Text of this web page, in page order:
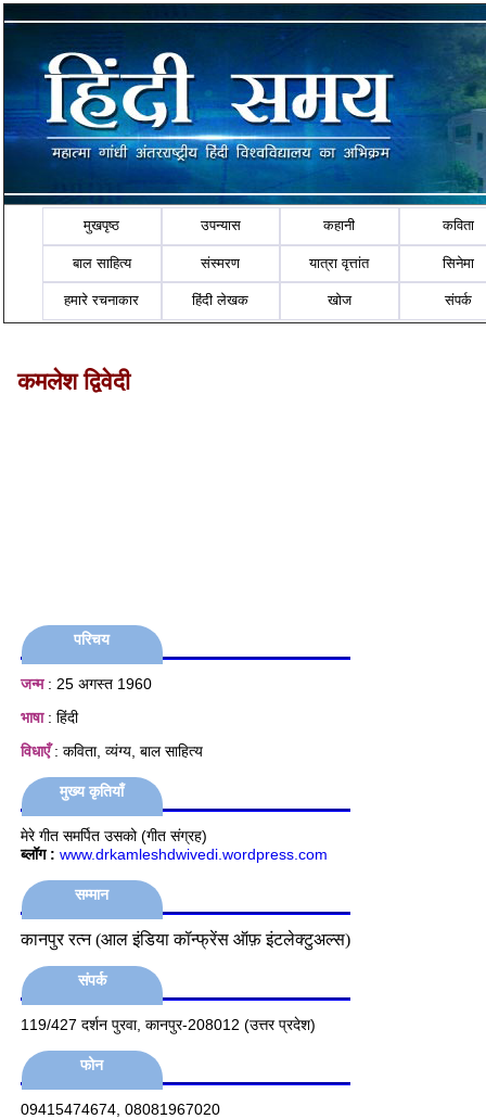
मुखपृष्ठ उपन्यास कहानी कविता
बाल साहित्य संस्मरण यात्रा वृत्तांत सिनेमा
हमारे रचनाकार हिंदी लेखक खोज संपर्क
कमलेश द्विवेदी
परिचय
जन्म: 25 अगस्त 1960
भाषा: हिंदी
विधाएँ: कविता, व्यंग्य, बाल साहित्य
मुख्य कृतियाँ
मेरे गीत समर्पित उसको (गीत संग्रह)
ब्लॉग : www.drkamleshdwivedi.wordpress.com
सम्मान
कानपुर रत्न (आल इंडिया कॉन्फ्रेंस ऑफ़ इंटलेक्टुअल्स)
संपर्क
119/427 दर्शन पुरवा, कानपुर-208012 (उत्तर प्रदेश)
फोन
09415474674, 08081967020